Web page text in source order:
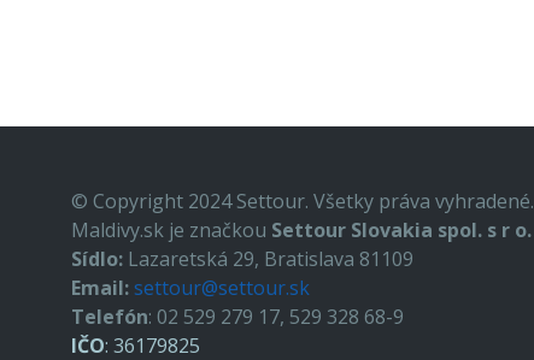
© Copyright 2024 Settour. Všetky práva vyhradené.
Maldivy.sk je značkou Settour Slovakia spol. s r o.
Sídlo: Lazaretská 29, Bratislava 81109
Email:settour@settour.sk
Telefón: 02 529 279 17, 529 328 68-9
IČO: 36179825